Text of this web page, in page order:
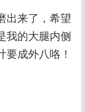
出来了，希望
我的大腿内侧
成外八咯！